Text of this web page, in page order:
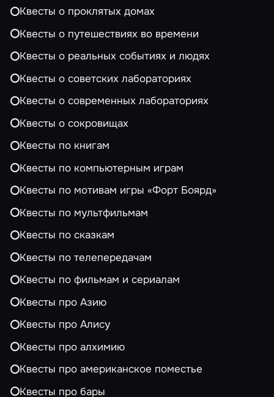
Квесты о проклятых домах
Квесты о путешествиях во времени
Квесты о реальных событиях и людях
Квесты о советских лабораториях
Квесты о современных лабораториях
Квесты о сокровищах
Квесты по книгам
Квесты по компьютерным играм
Квесты по мотивам игры «Форт Боярд»
Квесты по мультфильмам
Квесты по сказкам
Квесты по телепередачам
Квесты по фильмам и сериалам
Квесты про Азию
Квесты про Алису
Квесты про алхимию
Квесты про американское поместье
Квесты про бары